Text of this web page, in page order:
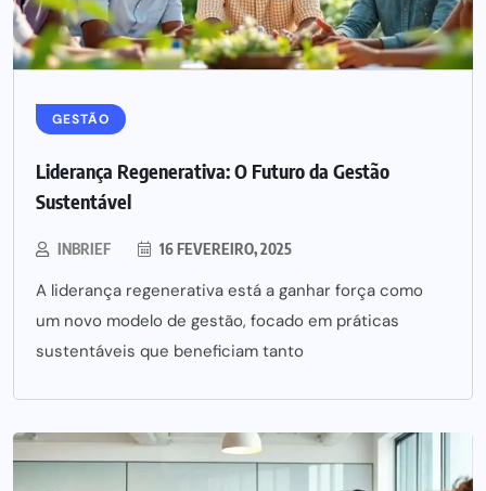
GESTÃO
Liderança Regenerativa: O Futuro da Gestão
Sustentável
INBRIEF 16 FEVEREIRO, 2025
A liderança regenerativa está a ganhar força como
um novo modelo de gestão, focado em práticas
sustentáveis que beneficiam tanto